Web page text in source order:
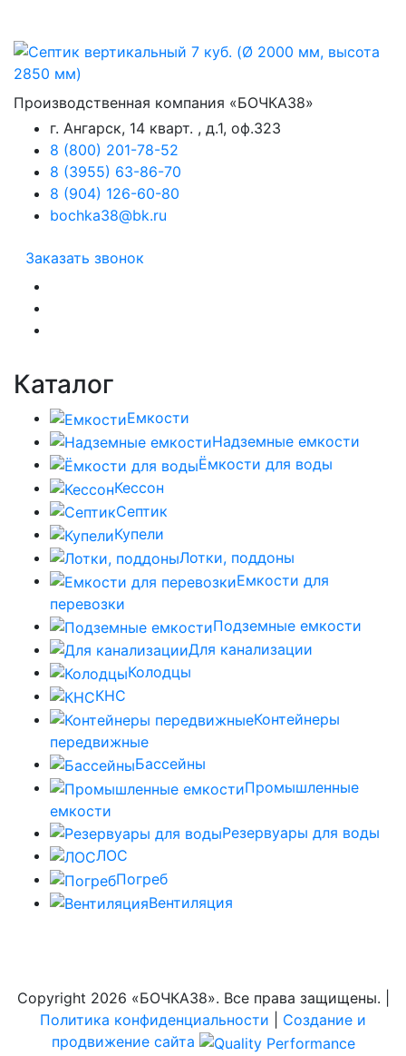
Производственная компания «БОЧКА38»
г. Ангарск, 14 кварт. , д.1, оф.323
8 (800) 201-78-52
8 (3955) 63-86-70
8 (904) 126-60-80
bochka38@bk.ru
Заказать звонок
Каталог
Емкости
Надземные емкости
Ёмкости для воды
Кессон
Септик
Купели
Лотки, поддоны
Емкости для
перевозки
Подземные емкости
Для канализации
Колодцы
КНС
Контейнеры
передвижные
Бассейны
Промышленные
емкости
Резервуары для воды
ЛОС
Погреб
Вентиляция
Copyright 2026 «БОЧКА38». Все права защищены. |
Политика конфиденциальности
Создание и
продвижение сайта